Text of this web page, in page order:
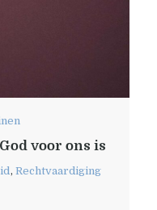
voor ons is
, Rechtvaardiging